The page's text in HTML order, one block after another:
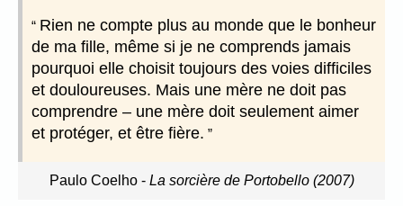
Rien ne compte plus au monde que le bonheur
de ma fille, même si je ne comprends jamais
pourquoi elle choisit toujours des voies difficiles
et douloureuses. Mais une mère ne doit pas
comprendre – une mère doit seulement aimer
et protéger, et être fière.
Paulo Coelho- La sorcière de Portobello (2007)